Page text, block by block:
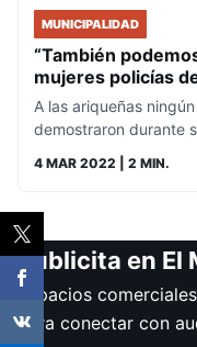
MUNICIPALIDAD
“También
mujeres policías
A las ariqueñas
demostraron durante
4 MAR 2022 | 2 MIN.
Publicita en El
Espacios
para conectar con